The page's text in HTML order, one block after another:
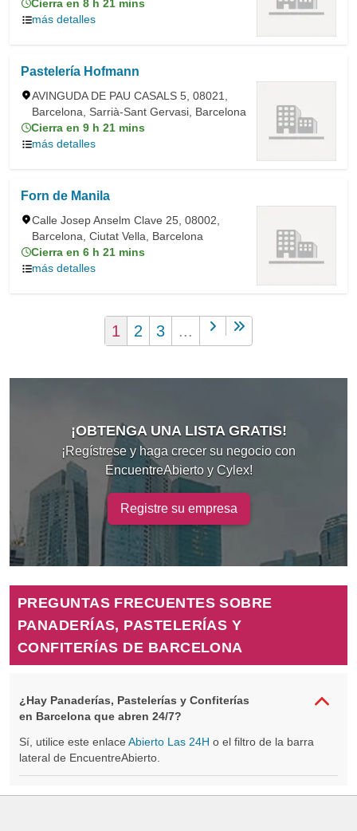
Cierra en 8 h 21 mins
más detalles
Pastelería Hofmann
AVINGUDA DE PAU CASALS 5, 08021,
Barcelona, Sarrià-Sant Gervasi, Barcelona
Cierra en 9 h 21 mins
más detalles
Forn de Manila
Calle Josep Anselm Clave 25, 08002,
Barcelona, Ciutat Vella, Barcelona
Cierra en 6 h 21 mins
más detalles
1 2 3 ...
¡OBTENGA UNA LISTA GRATIS!
¡Regístrese y haga crecer su negocio con
EncuentreAbierto y Cylex!
Registre su empresa
PREGUNTAS FRECUENTES SOBRE
PANADERÍAS, PASTELERÍAS Y
CONFITERÍAS DE BARCELONA
¿Hay Panaderías, Pastelerías y Confiterías
en Barcelona que abren 24/7?
Sí, utilice este enlace Abierto Las 24H o el filtro de la barra
lateral de EncuentreAbierto.